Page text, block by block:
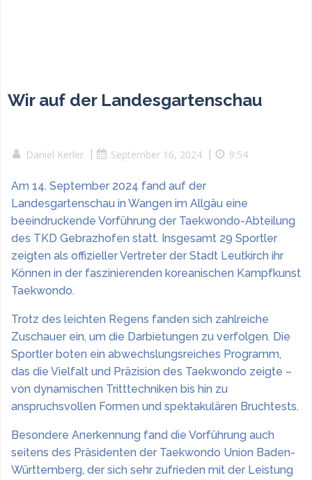
Wir auf der Landesgartenschau
Daniel Kerler September 16, 2024 9:54
Am 14. September 2024 fand auf der
Landesgartenschau in Wangen im Allgäu eine
beeindruckende Vorführung der Taekwondo-Abteilung
des TKD Gebrazhofen statt. Insgesamt 29 Sportler
zeigten als offizieller Vertreter der Stadt Leutkirch ihr
Können in der faszinierenden koreanischen Kampfkunst
Taekwondo.
Trotz des leichten Regens fanden sich zahlreiche
Zuschauer ein, um die Darbietungen zu verfolgen. Die
Sportler boten ein abwechslungsreiches Programm,
das die Vielfalt und Präzision des Taekwondo zeigte –
von dynamischen Tritttechniken bis hin zu
anspruchsvollen Formen und spektakulären Bruchtests.
Besondere Anerkennung fand die Vorführung auch
seitens des Präsidenten der Taekwondo Union Baden-
Württemberg, der sich sehr zufrieden mit der Leistung